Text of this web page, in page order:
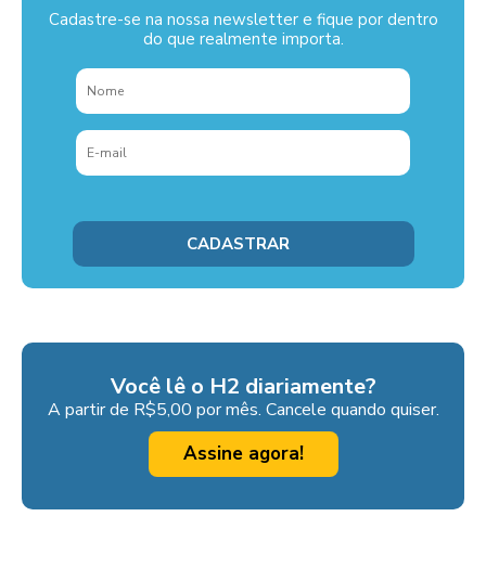
Cadastre-se na nossa newsletter e fique por dentro
do que realmente importa.
Você lê o H2 diariamente?
A partir de R$5,00 por mês. Cancele quando quiser.
Assine agora!